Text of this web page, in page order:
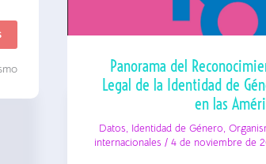
Panorama del
Legal de la Identidad de
en las
Datos, Identidad de Género,
internacionales / 4 de noviembre de